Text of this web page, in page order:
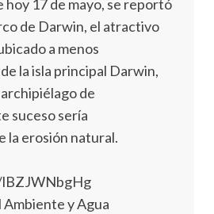
hoy 17 de mayo, se reportó
de Darwin, el atractivo
a menos
la isla principal Darwin,
de
suceso sería
la erosión natural.
y Agua